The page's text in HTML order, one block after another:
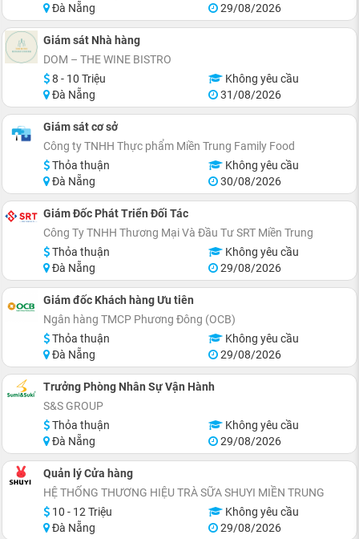
Đà Nẵng
29/08/2026
Giám sát Nhà hàng
DOM – THE WINE BISTRO
8 - 10 Triệu
Không yêu cầu
Đà Nẵng
31/08/2026
Giám sát cơ sở
Công ty TNHH Thực phẩm Miền Trung Family Food
Thỏa thuận
Không yêu cầu
Đà Nẵng
30/08/2026
Giám Đốc Phát Triển Đối Tác
Công Ty TNHH Thương Mại Và Đầu Tư SRT Miền Trung
Thỏa thuận
Không yêu cầu
Đà Nẵng
29/08/2026
Giám đốc Khách hàng Ưu tiên
Ngân hàng TMCP Phương Đông (OCB)
Thỏa thuận
Không yêu cầu
Đà Nẵng
29/08/2026
Trưởng Phòng Nhân Sự Vận Hành
S&S GROUP
Thỏa thuận
Không yêu cầu
Đà Nẵng
29/08/2026
Quản lý Cửa hàng
HỆ THỐNG THƯƠNG HIỆU TRÀ SỮA SHUYI MIỀN TRUNG
10 - 12 Triệu
Không yêu cầu
Đà Nẵng
29/08/2026